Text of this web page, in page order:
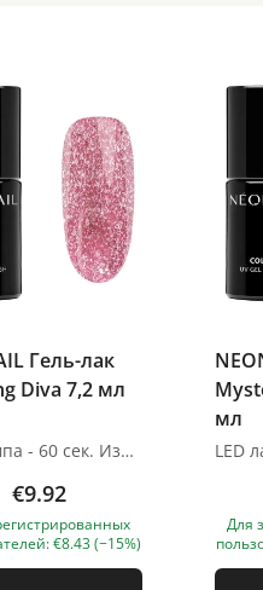
Гель-лак
Diva 7,2 мл
LED лампа - 60 сек. Изображения продуктов носят иллюстративный характер. Если у вас есть какие-либо вопросы, мы всегда ждем вашего письма nanatallinn@gmail.com
€9.92
€8.43 (−15%)
мл
Для